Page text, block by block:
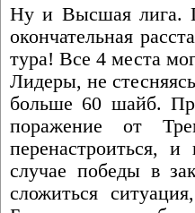
Ну и Высшая лига.
окончательная
тура! Все 4 места
Лидеры, не
больше 60 шайб.
поражение от
перенастроиться,
случае победы в
сложиться